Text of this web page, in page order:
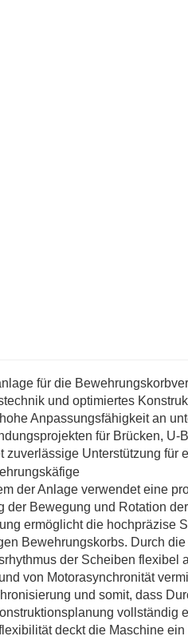
für die
und optimiertes
Anpassungsfähigkeit an
für Brücken,
zuverlässige Unterstützung
der Anlage verwendet eine
der Bewegung und Rotation
ermöglicht die hochpräzise
Bewehrungskorbs. Durch
der Scheiben flexibel
von Motorasynchronität
und somit, dass
vollständig
deckt die Maschine